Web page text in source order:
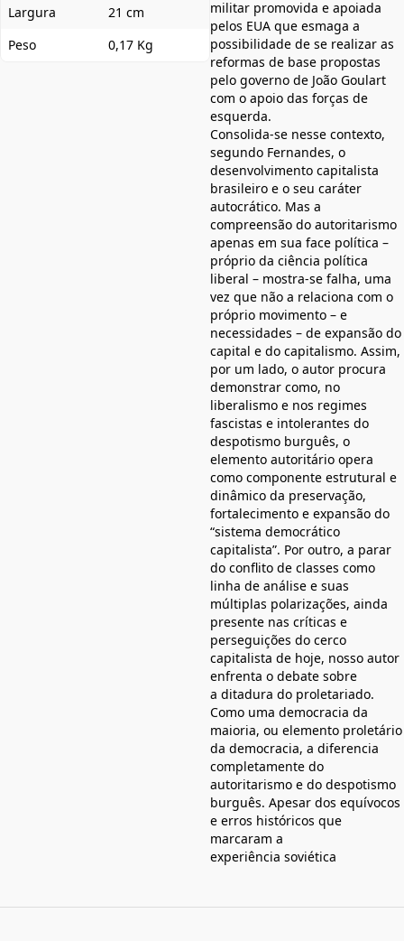
Largura
21 cm
Peso
0,17 Kg
militar promovida e apoiada
pelos EUA que esmaga a
possibilidade de se realizar as
reformas de base propostas
pelo governo de João Goulart
com o apoio das forças de
esquerda.
Consolida-se nesse contexto,
segundo Fernandes, o
desenvolvimento capitalista
brasileiro e o seu caráter
autocrático. Mas a
compreensão do autoritarismo
apenas em sua face política –
próprio da ciência política
liberal – mostra-se falha, uma
vez que não a relaciona com o
próprio movimento – e
necessidades – de expansão do
capital e do capitalismo. Assim,
por um lado, o autor procura
demonstrar como, no
liberalismo e nos regimes
fascistas e intolerantes do
despotismo burguês, o
elemento autoritário opera
como componente estrutural e
dinâmico da preservação,
fortalecimento e expansão do
“sistema democrático
capitalista”. Por outro, a parar
do conflito de classes como
linha de análise e suas
múltiplas polarizações, ainda
presente nas críticas e
perseguições do cerco
capitalista de hoje, nosso autor
enfrenta o debate sobre
a ditadura do proletariado.
Como uma democracia da
maioria, ou elemento proletário
da democracia, a diferencia
completamente do
autoritarismo e do despotismo
burguês. Apesar dos equívocos
e erros históricos que
marcaram a
experiência soviética